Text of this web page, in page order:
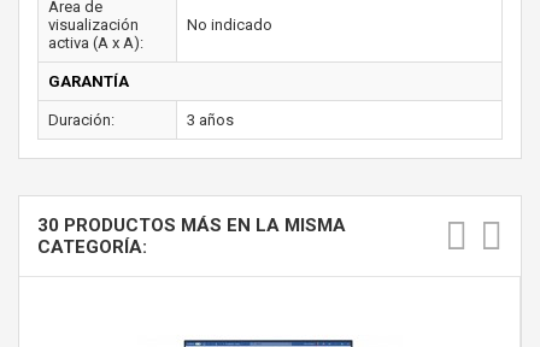
Área de
visualización
activa (A x A):
No indicado
GARANTÍA
Duración: 3 años
30 PRODUCTOS MÁS EN LA MISMA
CATEGORÍA: